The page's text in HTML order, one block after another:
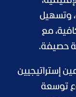
وتسهيل
مع
حصيفة.
إستراتيجيين
توسعة